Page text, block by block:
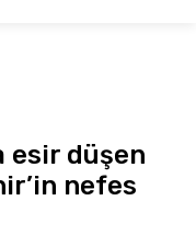
esir düşen
nefes